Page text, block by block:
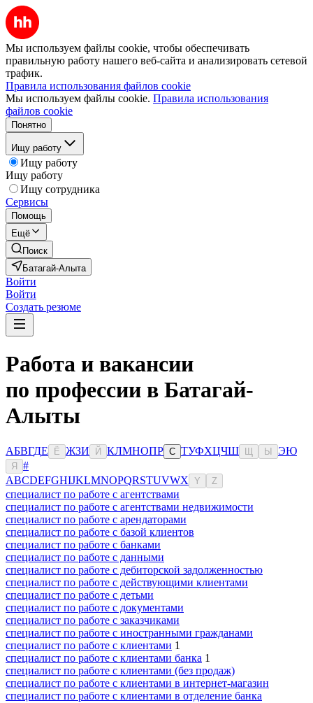
Мы используем файлы cookie, чтобы обеспечивать
правильную работу нашего веб-сайта и анализировать сетевой
трафик.
Правила использования файлов cookie
Мы используем файлы cookie. Правила использования
файлов cookie
Понятно
Ищу работу
Ищу работу
Ищу работу
Ищу сотрудника
Сервисы
Помощь
Ещё
Поиск
Батагай-Алыта
Войти
Войти
Создать резюме
Работа и вакансии
по профессии в Батагай-
Алыты
АБВГДЕ Ё ЖЗИ Й КЛМНОПР С ТУФХЦЧШ Ы ЭЮ
Я
#
ABCDEFGHIJKLMNOPQRSTUVWX Y Z
специалист по работе с агентствами
специалист по работе с агентствами недвижимости
специалист по работе с арендаторами
специалист по работе с базой клиентов
специалист по работе с банками
специалист по работе с данными
специалист по работе с дебиторской задолженностью
специалист по работе с действующими клиентами
специалист по работе с детьми
специалист по работе с документами
специалист по работе с заказчиками
специалист по работе с иностранными гражданами
специалист по работе с клиентами 1
специалист по работе с клиентами банка 1
специалист по работе с клиентами (без продаж)
специалист по работе с клиентами в интернет-магазин
специалист по работе с клиентами в отделение банка